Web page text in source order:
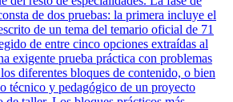
de dos pruebas: la primera incluye el
de un tema del temario oficial de 71
de entre cinco opciones extraídas al
exigente prueba práctica con problemas
diferentes bloques de contenido, o bien
técnico y pedagógico de un proyecto